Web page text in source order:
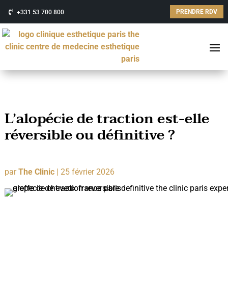
+331 53 700 800 PRENDRE RDV
L’alopécie de traction est-elle
réversible ou définitive ?
parThe Clinic| 25 février 2026